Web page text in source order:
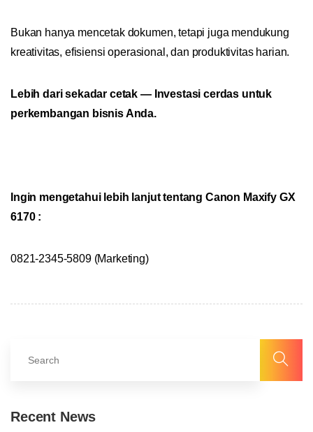
Bukan hanya mencetak dokumen, tetapi juga mendukung
kreativitas, efisiensi operasional, dan produktivitas harian.
Lebih dari sekadar cetak — Investasi cerdas untuk
perkembangan bisnis Anda.
Ingin mengetahui lebih lanjut tentang Canon Maxify GX
6170 :
0821-2345-5809 (Marketing)
Recent News